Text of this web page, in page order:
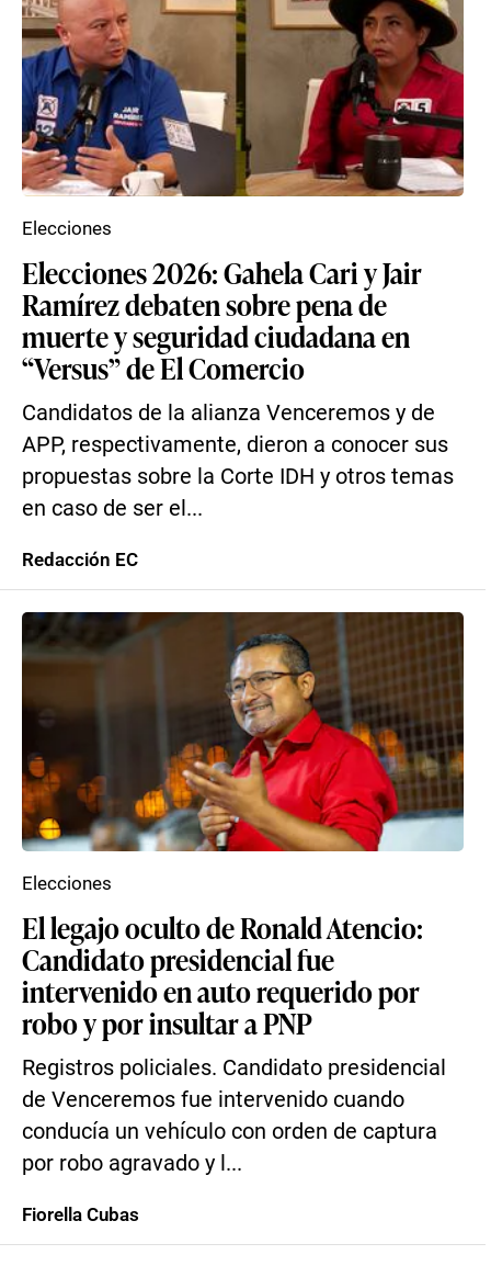
Elecciones 2026: Gahela Cari y Jair
Ramírez debaten sobre pena de
muerte y seguridad ciudadana en
“Versus” de El Comercio
Candidatos de la alianza Venceremos y de
APP, respectivamente, dieron a conocer sus
propuestas sobre la Corte IDH y otros temas
en caso de ser el...
Elecciones
Redacción EC
El legajo oculto de Ronald Atencio:
Candidato presidencial fue
intervenido en auto requerido por
robo y por insultar a PNP
Registros policiales. Candidato presidencial
de Venceremos fue intervenido cuando
conducía un vehículo con orden de captura
por robo agravado y l...
Elecciones
Fiorella Cubas